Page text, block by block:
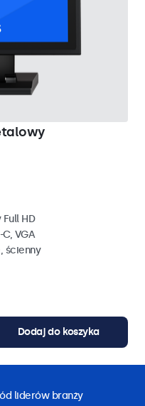
HD
VGA
ścienny
Dodaj do koszyka
liderów branży